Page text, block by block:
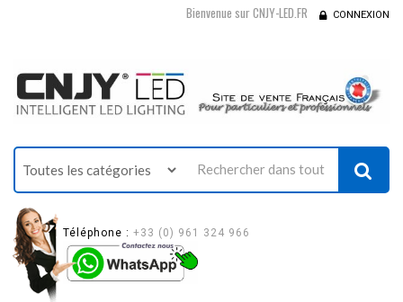
Bienvenue sur CNJY-LED.FR CONNEXION
Téléphone : +33 (0) 961 324 966